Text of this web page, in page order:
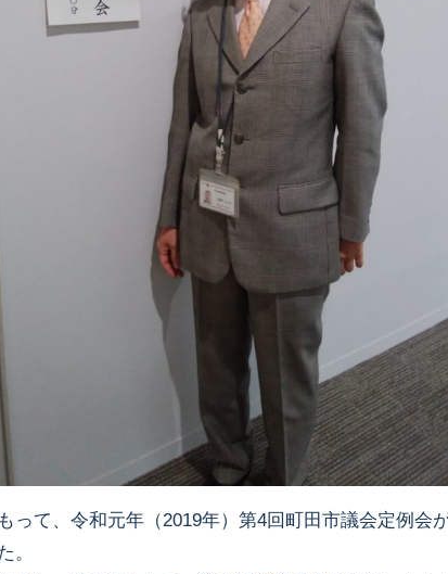
って、令和元年（2019年）第4回町田市議会定例会
。